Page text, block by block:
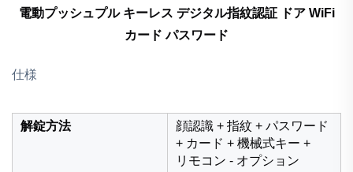
電動プッシュプル キーレス デジタル指紋認証 ドア WiFi
カード パスワード
仕様
解錠方法
顔認識 + 指紋 + パスワード
+ カード + 機械式キー +
リモコン - オプション